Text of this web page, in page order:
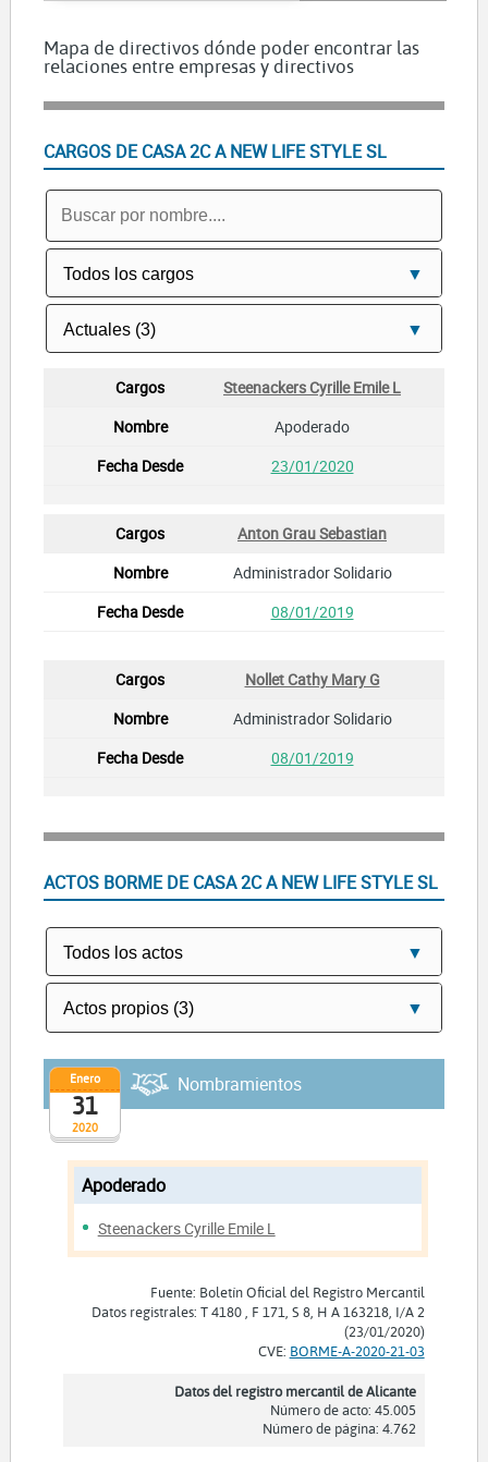
Mapa de directivos dónde poder encontrar las
relaciones entre empresas y directivos
CARGOS DE CASA 2C A NEW LIFE STYLE SL
Steenackers Cyrille Emile L
Apoderado
23/01/2020
Anton Grau Sebastian
Administrador Solidario
08/01/2019
Nollet Cathy Mary G
Administrador Solidario
08/01/2019
ACTOS BORME DE CASA 2C A NEW LIFE STYLE SL
2020
Enero
31
Nombramientos
Apoderado
Steenackers Cyrille Emile L
Fuente: Boletín Oficial del Registro Mercantil
Datos registrales: T 4180 , F 171, S 8, H A 163218, I/A 2
(23/01/2020)
CVE: BORME-A-2020-21-03
Datos del registro mercantil de Alicante
Número de acto: 45.005
Número de página: 4.762